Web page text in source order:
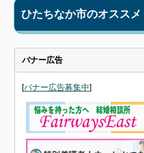
ひたちなか市のオススメ
バナー広告
[バナー広告募集中]